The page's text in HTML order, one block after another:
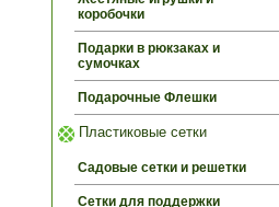
коробочки
Подарки в рюкзаках и
сумочках
Подарочные Флешки
Пластиковые сетки
Садовые сетки и решетки
Сетки для поддержки